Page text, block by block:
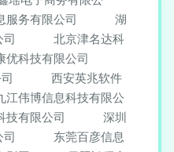
服务有限公司
湖
司
北京津名达科
优科技有限公司
西安英兆软件
江伟博信息科技有限公
技有限公司
深圳
司
东莞百彦信息